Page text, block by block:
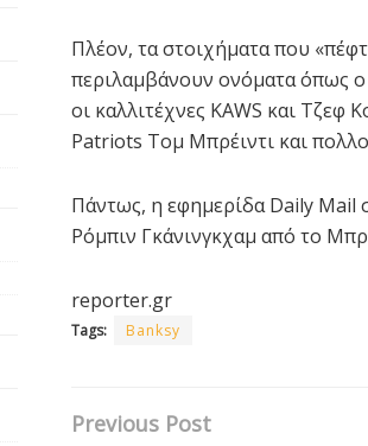
Πλέον, τα στοιχήματα που
περιλαμβάνουν ονόματα όπως
οι καλλιτέχνες KAWS και
Patriots Τομ Μπρέιντι και
Πάντως, η εφημερίδα Daily Mail
Ρόμπιν Γκάνινγκχαμ από το
reporter.gr
Tags: Banksy
Previous Post